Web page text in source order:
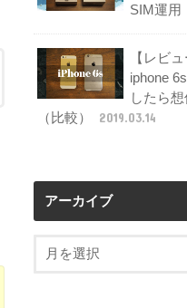
SIM運用
【レビ
iphone
したら
（比較）
2019.03.14
アーカイブ